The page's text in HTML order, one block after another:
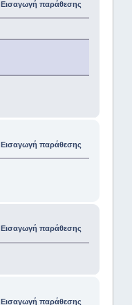
Εισαγωγή παράθεσης
Εισαγωγή παράθεσης
Εισαγωγή παράθεσης
Εισαγωγή παράθεσης